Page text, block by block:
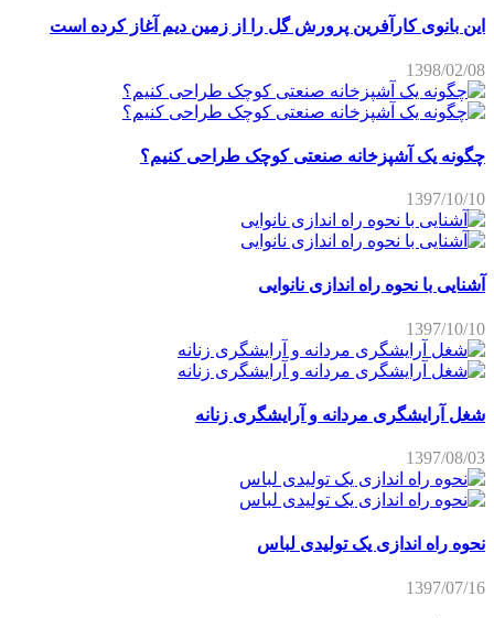
این بانوی کارآفرین پرورش گل را از زمین دیم آغاز کرده است
1398/02/08
چگونه یک آشپزخانه صنعتی کوچک طراحی کنیم؟
1397/10/10
آشنایی با نحوه راه اندازی نانوایی
1397/10/10
شغل آرایشگری مردانه و آرایشگری زنانه
1397/08/03
نحوه راه اندازی یک تولیدی لباس
1397/07/16